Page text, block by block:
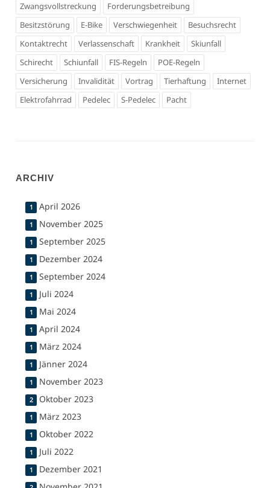
Zwangsvollstreckung
Forderungsbetreibung
Besitzstörung
E-Bike Verschwiegenheit
Besuchsrecht
Kontaktrecht
Verlassenschaft Krankheit
Skiunfall
Schirecht
Schiunfall FIS-Regeln
POE-Regeln
Versicherung
Invalidität Vortrag Tierhaftung
Internet
Elektrofahrrad
Pedelec S-Pedelec Pacht
ARCHIV
1 April 2026
1 November 2025
1 September 2025
1 Dezember 2024
1 September 2024
1 Juli 2024
1 Mai 2024
1 April 2024
1 März 2024
1 Jänner 2024
1 November 2023
2 Oktober 2023
1 März 2023
1 Oktober 2022
1 Juli 2022
1 Dezember 2021